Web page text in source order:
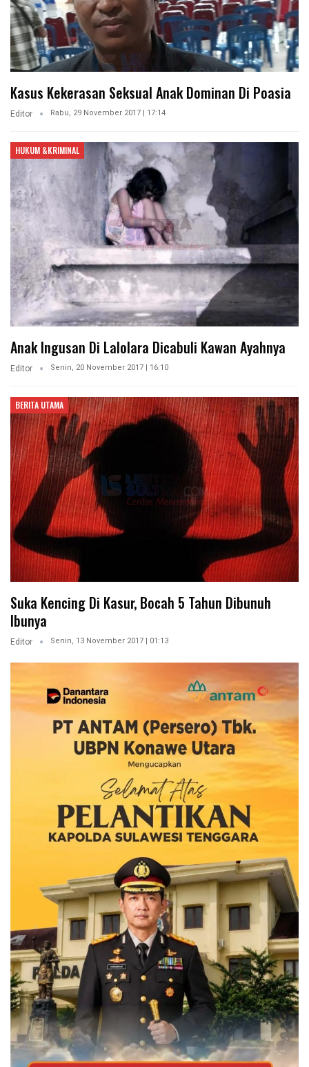
Kasus Kekerasan Seksual Anak Dominan Di Poasia
Editor Rabu, 29 November 2017 | 17:14
HUKUM &KRIMINAL
Anak Ingusan Di Lalolara Dicabuli Kawan Ayahnya
Editor Senin, 20 November 2017 | 16:10
BERITA UTAMA
Suka Kencing Di Kasur, Bocah 5 Tahun Dibunuh
Ibunya
Editor Senin, 13 November 2017 | 01:13